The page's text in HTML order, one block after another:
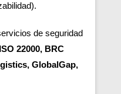
de seguridad
ISO 22000, BRC
GlobalGap,